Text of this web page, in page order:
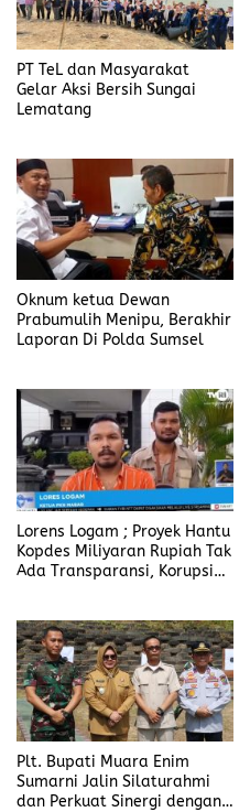
PT TeL dan Masyarakat
Gelar Aksi Bersih Sungai
Lematang
Oknum ketua Dewan
Prabumulih Menipu, Berakhir
Laporan Di Polda Sumsel
Lorens Logam ; Proyek Hantu
Kopdes Miliyaran Rupiah Tak
Ada Transparansi, Korupsi
Plt. Bupati Muara Enim
Sumarni Jalin Silaturahmi
dan Perkuat Sinergi dengan